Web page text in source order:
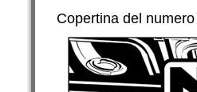
Copertina del